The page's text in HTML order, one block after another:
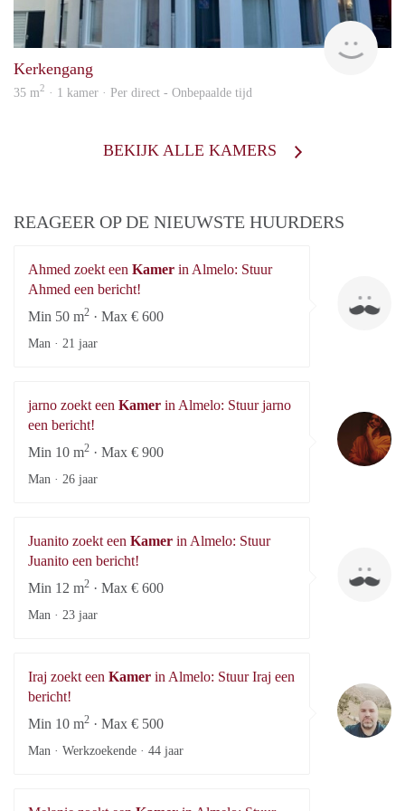
Kerkengang
35 m2 · 1 kamer · Per direct - Onbepaalde tijd
BEKIJK ALLE KAMERS
REAGEER OP DE NIEUWSTE HUURDERS
Ahmed zoekt een Kamer in Almelo: Stuur
Ahmed een bericht!
Min 50 m2 · Max € 600
Man · 21 jaar
jarno zoekt een Kamer in Almelo: Stuur jarno
een bericht!
Min 10 m2 · Max € 900
Man · 26 jaar
Juanito zoekt een Kamer in Almelo: Stuur
Juanito een bericht!
Min 12 m2 · Max € 600
Man · 23 jaar
Iraj zoekt een Kamer in Almelo: Stuur Iraj een
bericht!
Min 10 m2 · Max € 500
Man · Werkzoekende · 44 jaar